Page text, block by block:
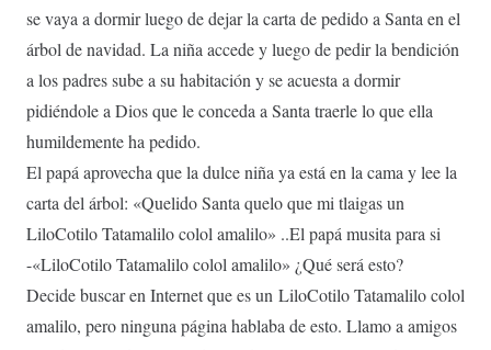
se vaya a dormir luego de dejar la carta de pedido a Santa en el
árbol de navidad. La niña accede y luego de pedir la bendición
a los padres sube a su habitación y se acuesta a dormir
pidiéndole a Dios que le conceda a Santa traerle lo que ella
humildemente ha pedido.
El papá aprovecha que la dulce niña ya está en la cama y lee la
carta del árbol: «Quelido Santa quelo que mi tlaigas un
LiloCotilo Tatamalilo colol amalilo» ..El papá musita para si
-«LiloCotilo Tatamalilo colol amalilo» ¿Qué será esto?
Decide buscar en Internet que es un LiloCotilo Tatamalilo colol
amalilo, pero ninguna página hablaba de esto. Llamo a amigos